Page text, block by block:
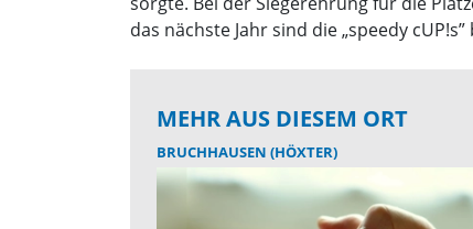
das nächste Jahr sind die „speedy
MEHR AUS DIESEM ORT
BRUCHHAUSEN (HÖXTER)